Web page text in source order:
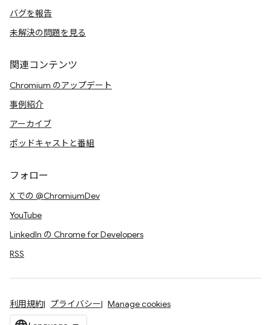
バグを報告
未解決の問題を見る
関連コンテンツ
Chromium のアップデート
事例紹介
アーカイブ
ポッドキャストと番組
フォロー
X での @ChromiumDev
YouTube
LinkedIn の Chrome for Developers
RSS
利用規約 プライバシー Manage cookies